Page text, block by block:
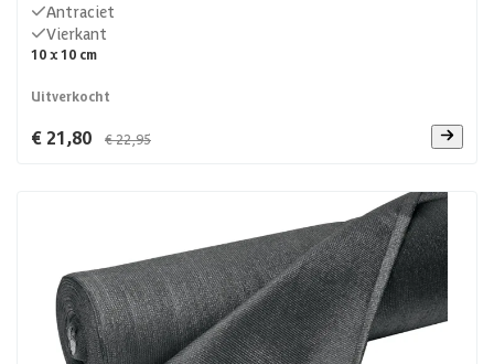
Antraciet
Vierkant
10 x 10 cm
Uitverkocht
€ 21,80 € 22,95